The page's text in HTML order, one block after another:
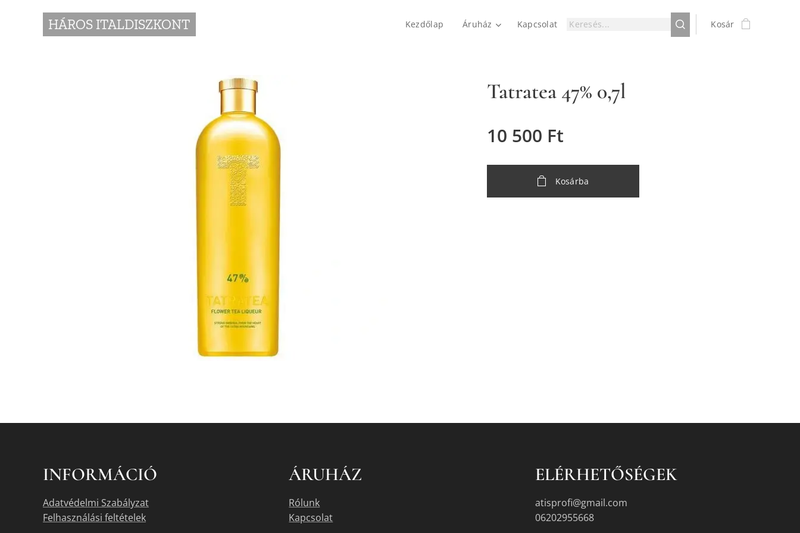
HÁROS ITALDISZKONT Kezdőlap Áruház Kapcsolat Kosár
Tatratea 47% 0,7l
10 500 Ft
Kosárba
INFORMÁCIÓ
Adatvédelmi Szabályzat
Felhasználási feltételek
ÁRUHÁZ
Rólunk
Kapcsolat
ELÉRHETŐSÉGEK
atisprofi@gmail.com
06202955668